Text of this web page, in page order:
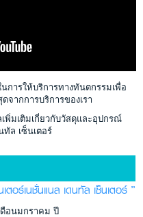
การให้บริการทางทันตกรรมเพื่อ
จากการบริการของเรา
พิ่มเติมเกี่ยวกับวัสดุและอุปกรณ์
ล เซ็นเตอร์
อร์เนชั่นแนล เดนทัล เซ็นเตอร์ ”
ดือนมกราคม ปี